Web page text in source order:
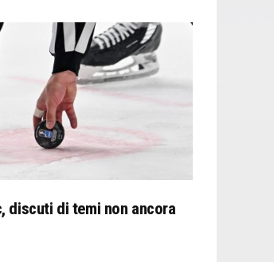
discuti di temi non ancora